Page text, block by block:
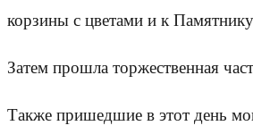
корзины с цветами и к
Затем прошла торжественная
Также пришедшие в этот день